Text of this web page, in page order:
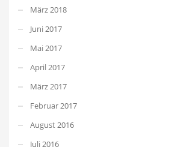
März 2018
Juni 2017
Mai 2017
April 2017
März 2017
Februar 2017
August 2016
Juli 2016